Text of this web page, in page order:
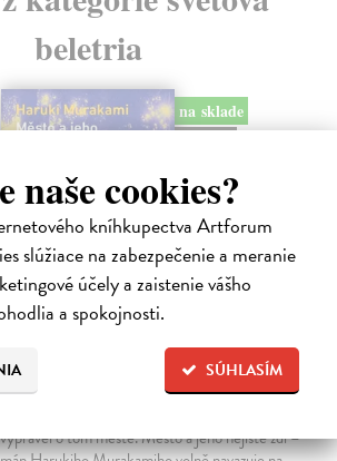
naše cookies?
kníhkupectva Artforum
slúžiace na zabezpečenie a meranie
účely a zaistenie vášho
a spokojnosti.
SÚHLASÍM
beletria
na sklade
nejisté zdi
o tom městě. Město a jeho nejisté zdi –